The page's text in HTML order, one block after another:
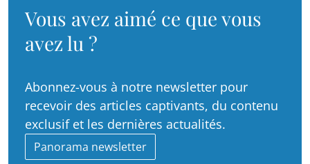
Vous avez aimé ce que vous
avez lu ?
Abonnez-vous à notre newsletter pour
recevoir des articles captivants, du contenu
exclusif et les dernières actualités.
Panorama newsletter